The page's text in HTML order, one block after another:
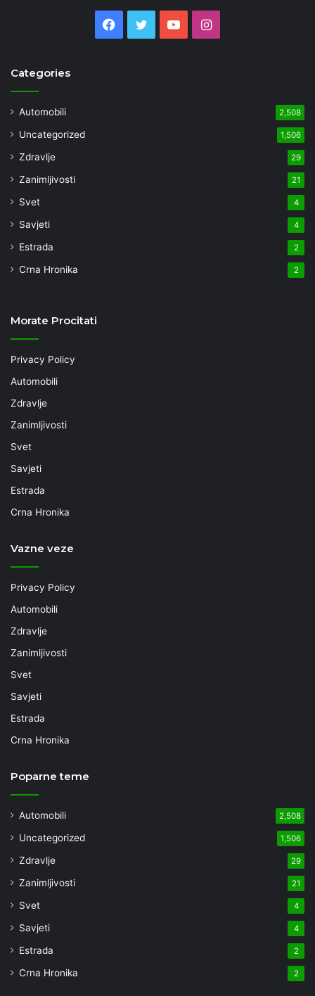
Facebook
TwitterYouTubeInstagram
Categories
Automobili 2,508
Uncategorized 1,506
Zdravlje 29
Zanimljivosti 21
Svet 4
Savjeti 4
Estrada 2
Crna Hronika 2
Morate Procitati
Privacy Policy
Automobili
Zdravlje
Zanimljivosti
Svet
Savjeti
Estrada
Crna Hronika
Vazne veze
Privacy Policy
Automobili
Zdravlje
Zanimljivosti
Svet
Savjeti
Estrada
Crna Hronika
Poparne teme
Automobili 2,508
Uncategorized 1,506
Zdravlje 29
Zanimljivosti 21
Svet 4
Savjeti 4
Estrada 2
Crna Hronika 2